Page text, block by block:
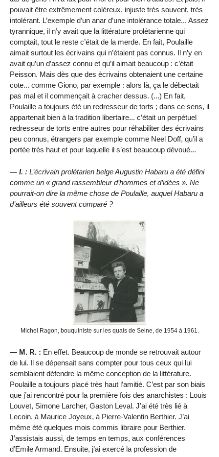
pouvait être extrêmement coléreux, injuste très souvent, très
intolérant. L’exemple d’un anar d’une intolérance totale... Assez
tyrannique, il n’y avait que la littérature prolétarienne qui
comptait, tout le reste c’était de la merde. En fait, Poulaille
aimait surtout les écrivains qui n’étaient pas connus. Il n’y en
avait qu’un d’assez connu et qu’il aimait beaucoup : c’était
Peisson. Mais dès que des écrivains obtenaient une certaine
cote... comme Giono, par exemple : alors là, ça le débectait
pas mal et il commençait à cracher dessus. (...) En fait,
Poulaille a toujours été un redresseur de torts ; dans ce sens, il
appartenait bien à la tradition libertaire... c’était un perpétuel
redresseur de torts entre autres pour réhabiliter des écrivains
peu connus, étrangers par exemple comme Neel Doff, qu’il a
portée très haut et pour laquelle il s’est beaucoup dévoué...
— I. : L’écrivain prolétarien belge Augustin Habaru a été défini
comme un
grand rassembleur d’hommes et d’idées
. Ne
pourrait-on dire la même chose de Poulaille, auquel Habaru a
d’ailleurs été souvent comparé ?
Michel Ragon, bouquiniste sur les quais de Seine, de 1954 à 1961.
— M. R. : En effet. Beaucoup de monde se retrouvait autour
de lui. Il se dépensait sans compter pour tous ceux qui lui
semblaient défendre la même conception de la littérature.
Poulaille a toujours placé très haut l’amitié. C’est par son biais
que j’ai rencontré pour la première fois des anarchistes : Louis
Louvet, Simone Larcher, Gaston Leval. J’ai été très lié à
Lecoin, à Maurice Joyeux, à Pierre-Valentin Berthier. J’ai
même été quelques mois commis libraire pour Berthier.
J’assistais aussi, de temps en temps, aux conférences
d’Emile Armand. Ensuite, j’ai exercé la profession de